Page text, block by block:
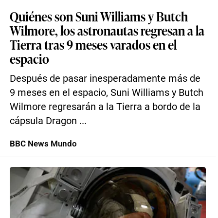
Quiénes son Suni Williams y Butch
Wilmore, los astronautas regresan a la
Tierra tras 9 meses varados en el
espacio
Después de pasar inesperadamente más de
9 meses en el espacio, Suni Williams y Butch
Wilmore regresarán a la Tierra a bordo de la
cápsula Dragon ...
BBC News Mundo